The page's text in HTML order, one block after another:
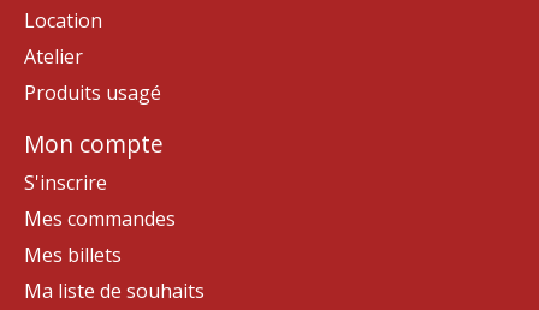
Location
Atelier
Produits usagé
Mon compte
S'inscrire
Mes commandes
Mes billets
Ma liste de souhaits